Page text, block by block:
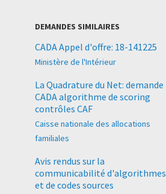
DEMANDES SIMILAIRES
CADA Appel d'offre: 18-141225
Ministère de l'Intérieur
La Quadrature du Net: demande
CADA algorithme de scoring
contrôles CAF
Caisse nationale des allocations
familiales
Avis rendus sur la
communicabilité d'algorithmes
et de codes sources